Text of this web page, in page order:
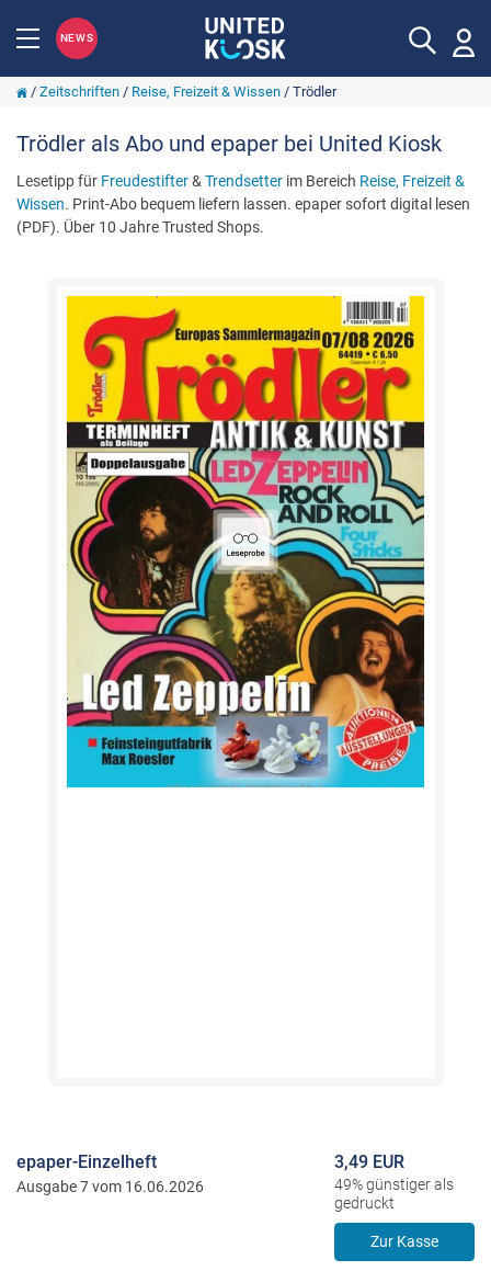
NEWS
/ Zeitschriften/ Reise, Freizeit & Wissen/ Trödler
Trödler als Abo und epaper bei United Kiosk
Lesetipp für Freudestifter& Trendsetter im Bereich Reise, Freizeit &
Wissen. Print-Abo bequem liefern lassen. epaper sofort digital lesen
(PDF). Über 10 Jahre Trusted Shops.
epaper-Einzelheft
Ausgabe 7 vom 16.06.2026
3,49 EUR
49% günstiger als
gedruckt
Zur Kasse